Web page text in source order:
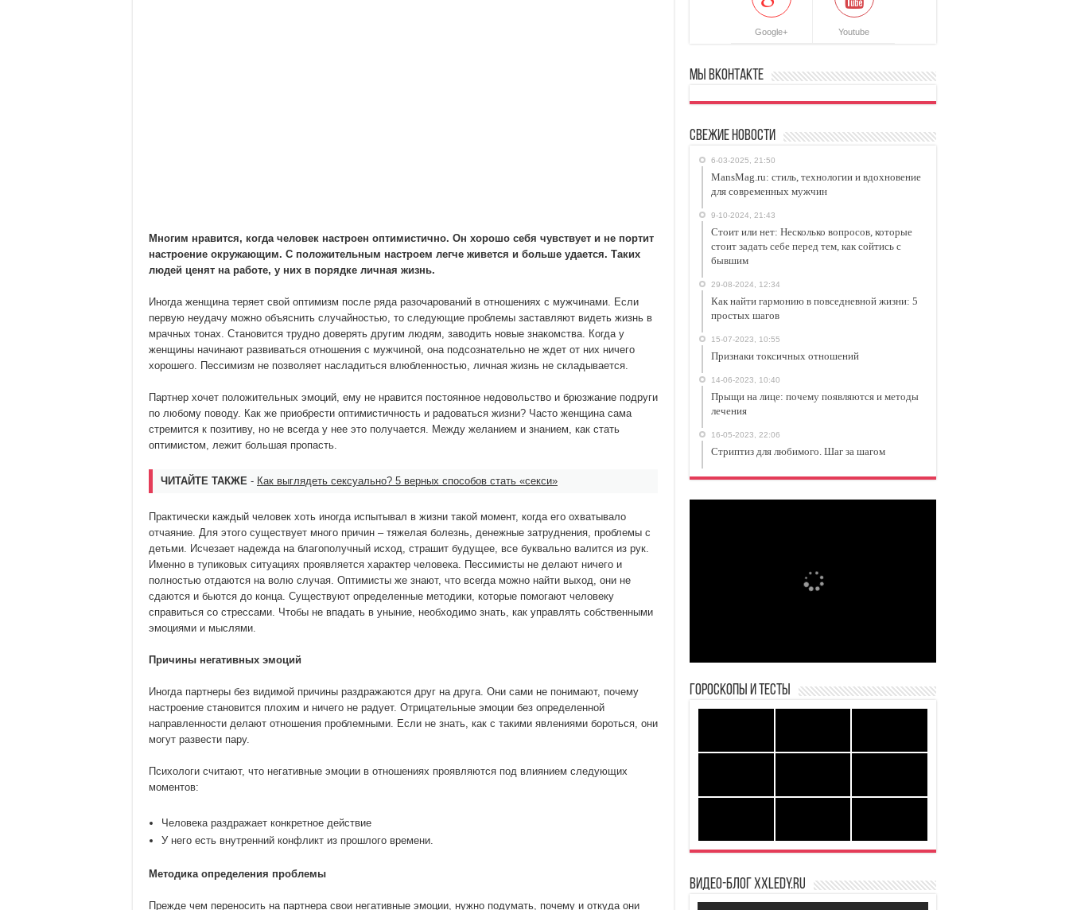
Многим нравится, когда человек настроен оптимистично. Он хорошо себя чувствует и не портит
настроение окружающим. С положительным настроем легче живется и больше удается. Таких
людей ценят на работе, у них в порядке личная жизнь.
Иногда женщина теряет свой оптимизм после ряда разочарований в отношениях с мужчинами. Если
первую неудачу можно объяснить случайностью, то следующие проблемы заставляют видеть жизнь в
мрачных тонах. Становится трудно доверять другим людям, заводить новые знакомства. Когда у
женщины начинают развиваться отношения с мужчиной, она подсознательно не ждет от них ничего
хорошего. Пессимизм не позволяет насладиться влюбленностью, личная жизнь не складывается.
Партнер хочет положительных эмоций, ему не нравится постоянное недовольство и брюзжание подруги
по любому поводу. Как же приобрести оптимистичность и радоваться жизни? Часто женщина сама
стремится к позитиву, но не всегда у нее это получается. Между желанием и знанием, как стать
оптимистом, лежит большая пропасть.
ЧИТАЙТЕ ТАКЖЕ - Как выглядеть сексуально? 5 верных способов стать «секси»
Практически каждый человек хоть иногда испытывал в жизни такой момент, когда его охватывало
отчаяние. Для этого существует много причин – тяжелая болезнь, денежные затруднения, проблемы с
детьми. Исчезает надежда на благополучный исход, страшит будущее, все буквально валится из рук.
Именно в тупиковых ситуациях проявляется характер человека. Пессимисты не делают ничего и
полностью отдаются на волю случая. Оптимисты же знают, что всегда можно найти выход, они не
сдаются и бьются до конца. Существуют определенные методики, которые помогают человеку
справиться со стрессами. Чтобы не впадать в уныние, необходимо знать, как управлять собственными
эмоциями и мыслями.
Причины негативных эмоций
Иногда партнеры без видимой причины раздражаются друг на друга. Они сами не понимают, почему
настроение становится плохим и ничего не радует. Отрицательные эмоции без определенной
направленности делают отношения проблемными. Если не знать, как с такими явлениями бороться, они
могут развести пару.
Психологи считают, что негативные эмоции в отношениях проявляются под влиянием следующих
моментов:
Человека раздражает конкретное действие
У него есть внутренний конфликт из прошлого времени.
Методика определения проблемы
Прежде чем переносить на партнера свои негативные эмоции, нужно подумать, почему и откуда они
Google+ Youtube
Мы ВКонтакте
Свежие новости
6-03-2025, 21:50
MansMag.ru: стиль, технологии и вдохновение
для современных мужчин
9-10-2024, 21:43
Стоит или нет: Несколько вопросов, которые
стоит задать себе перед тем, как сойтись с
бывшим
29-08-2024, 12:34
Как найти гармонию в повседневной жизни: 5
простых шагов
15-07-2023, 10:55
Признаки токсичных отношений
14-06-2023, 10:40
Прыщи на лице: почему появляются и методы
лечения
16-05-2023, 22:06
Стриптиз для любимого. Шаг за шагом
Гороскопы и Тесты
Видео-блог XXLedy.ru